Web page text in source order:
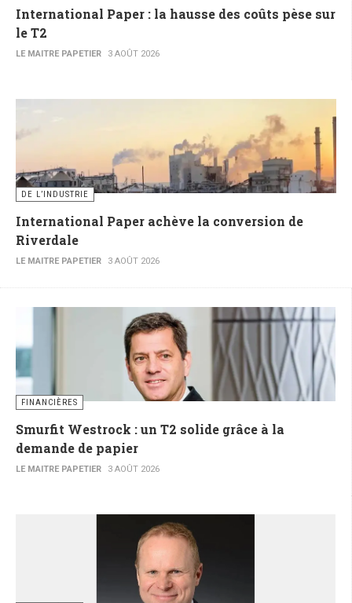
International Paper : la hausse des coûts pèse sur
le T2
LE MAITRE PAPETIER 3 AOÛT 2026
DE L’INDUSTRIE
International Paper achève la conversion de
Riverdale
LE MAITRE PAPETIER 3 AOÛT 2026
FINANCIÈRES
Smurfit Westrock : un T2 solide grâce à la
demande de papier
LE MAITRE PAPETIER 3 AOÛT 2026